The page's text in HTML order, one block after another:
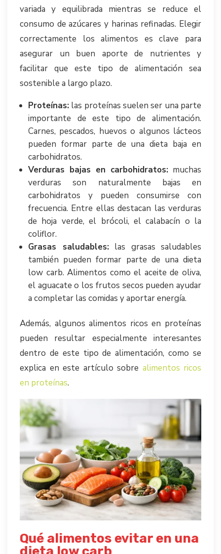
variada y equilibrada mientras se reduce el
consumo de azúcares y harinas refinadas. Elegir
correctamente los alimentos es clave para
asegurar un buen aporte de nutrientes y
facilitar que este tipo de alimentación sea
sostenible a largo plazo.
Proteínas: las proteínas suelen ser una parte
importante de este tipo de alimentación.
Carnes, pescados, huevos o algunos lácteos
pueden formar parte de una dieta baja en
carbohidratos.
Verduras bajas en carbohidratos: muchas
verduras son naturalmente bajas en
carbohidratos y pueden consumirse con
frecuencia. Entre ellas destacan las verduras
de hoja verde, el brócoli, el calabacín o la
coliflor.
Grasas saludables:las grasas saludables
también pueden formar parte de una dieta
low carb. Alimentos como el aceite de oliva,
el aguacate o los frutos secos pueden ayudar
a completar las comidas y aportar energía.
Además, algunos alimentos ricos en proteínas
pueden resultar especialmente interesantes
dentro de este tipo de alimentación, como se
explica en este artículo sobre alimentos ricos
en proteínas.
Qué alimentos evitar en una